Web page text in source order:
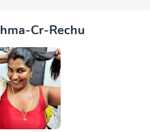
Cr-Rechu